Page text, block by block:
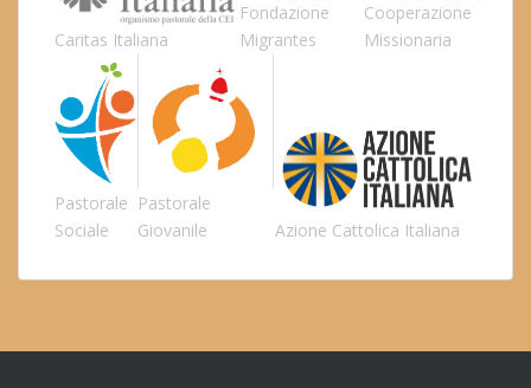
Caritas Italiana
Fondazione
Migrantes
Cooperazione
Missionaria
Pastorale
Sociale
Pastorale
Giovanile
Azione Cattolica Italiana